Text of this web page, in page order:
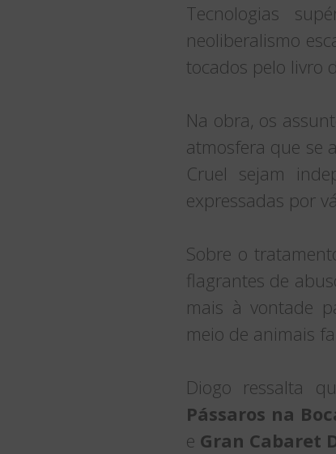
Tecnologias
neoliberalismo
tocados pelo livro
Na obra, os
atmosfera que se
Cruel sejam
expressadas por
Sobre o
flagrantes de
mais à vontade
meio de animais
Diogo ressalta
Pássaros na
e Gran Cabaret